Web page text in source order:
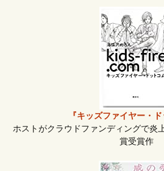
『キッズファイヤー・ド
ホストがクラウドファンディングで炎
賞受賞作